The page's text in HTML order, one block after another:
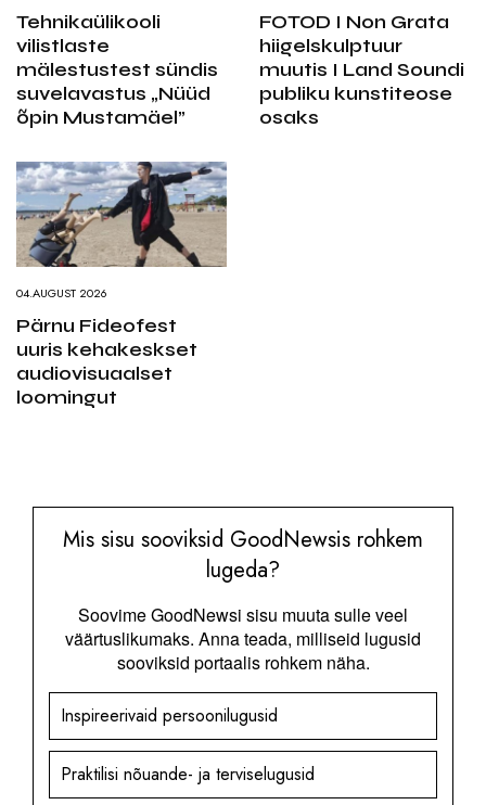
Tehnikaülikooli
vilistlaste
mälestustest sündis
suvelavastus „Nüüd
õpin Mustamäel”
FOTOD I Non Grata
hiigelskulptuur
muutis I Land Soundi
publiku kunstiteose
osaks
04.AUGUST 2026
Pärnu Fideofest
uuris kehakeskset
audiovisuaalset
loomingut
Mis sisu sooviksid GoodNewsis rohkem
lugeda?
Soovime GoodNewsi sisu muuta sulle veel
väärtuslikumaks. Anna teada, milliseid lugusid
sooviksid portaalis rohkem näha.
Inspireerivaid persoonilugusid
Praktilisi nõuande- ja terviselugusid